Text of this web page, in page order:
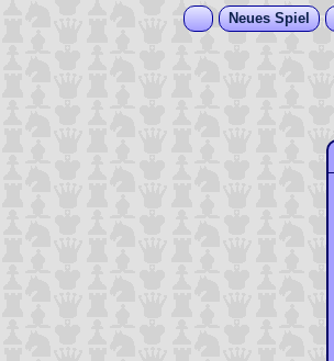
Neues Spiel